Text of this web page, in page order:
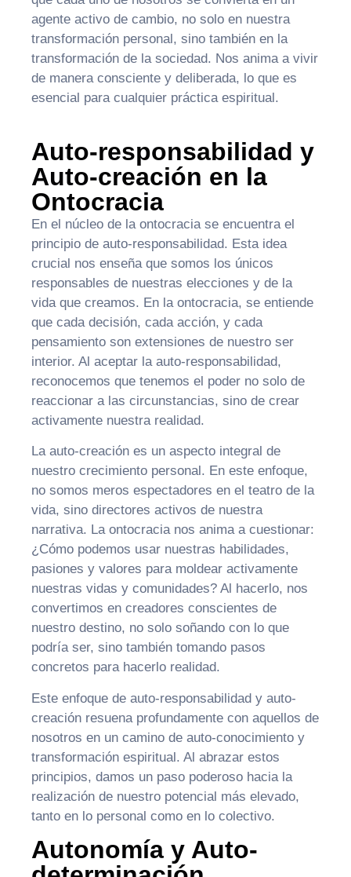
agente activo de cambio, no solo en nuestra
transformación personal, sino también en la
transformación de la sociedad. Nos anima a vivir
de manera consciente y deliberada, lo que es
esencial para cualquier práctica espiritual.
Auto-responsabilidad y
Auto-creación en la
Ontocracia
En el núcleo de la ontocracia se encuentra el
principio de auto-responsabilidad. Esta idea
crucial nos enseña que somos los únicos
responsables de nuestras elecciones y de la
vida que creamos. En la ontocracia, se entiende
que cada decisión, cada acción, y cada
pensamiento son extensiones de nuestro ser
interior. Al aceptar la auto-responsabilidad,
reconocemos que tenemos el poder no solo de
reaccionar a las circunstancias, sino de crear
activamente nuestra realidad.
La auto-creación es un aspecto integral de
nuestro crecimiento personal. En este enfoque,
no somos meros espectadores en el teatro de la
vida, sino directores activos de nuestra
narrativa. La ontocracia nos anima a cuestionar:
¿Cómo podemos usar nuestras habilidades,
pasiones y valores para moldear activamente
nuestras vidas y comunidades? Al hacerlo, nos
convertimos en creadores conscientes de
nuestro destino, no solo soñando con lo que
podría ser, sino también tomando pasos
concretos para hacerlo realidad.
Este enfoque de auto-responsabilidad y auto-
creación resuena profundamente con aquellos de
nosotros en un camino de auto-conocimiento y
transformación espiritual. Al abrazar estos
principios, damos un paso poderoso hacia la
realización de nuestro potencial más elevado,
tanto en lo personal como en lo colectivo.
Autonomía y Auto-